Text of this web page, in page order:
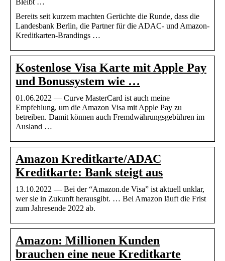
Bereits seit kurzem machten Gerüchte die Runde, dass die
Landesbank Berlin, die Partner für die ADAC- und Amazon-
Kreditkarten-Brandings …
Kostenlose Visa Karte mit Apple Pay
und Bonussystem wie …
01.06.2022 — Curve MasterCard ist auch meine
Empfehlung, um die Amazon Visa mit Apple Pay zu
betreiben. Damit können auch Fremdwährungsgebühren im
Ausland …
Amazon Kreditkarte/ADAC
Kreditkarte: Bank steigt aus
13.10.2022 — Bei der “Amazon.de Visa” ist aktuell unklar,
wer sie in Zukunft herausgibt. … Bei Amazon läuft die Frist
zum Jahresende 2022 ab.
Amazon: Millionen Kunden
brauchen eine neue Kreditkarte